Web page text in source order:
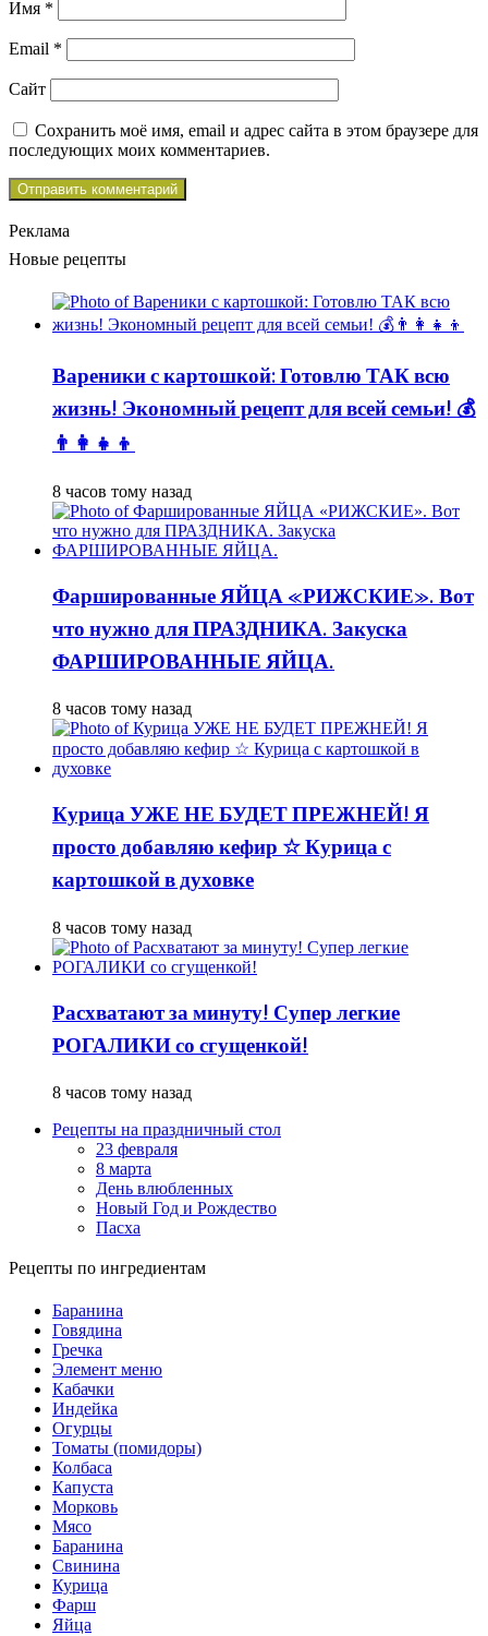
Имя *
Email *
Сайт
Сохранить моё имя, email и адрес сайта в этом браузере для
последующих моих комментариев.
Реклама
Новые рецепты
Вареники с картошкой: Готовлю ТАК всю
жизнь! Экономный рецепт для всей семьи! 💰
👨👩👧👦
8 часов тому назад
Фаршированные ЯЙЦА «РИЖСКИЕ». Вот
что нужно для ПРАЗДНИКА. Закуска
ФАРШИРОВАННЫЕ ЯЙЦА.
8 часов тому назад
Курица УЖЕ НЕ БУДЕТ ПРЕЖНЕЙ! Я
просто добавляю кефир ☆ Курица с
картошкой в духовке
8 часов тому назад
Расхватают за минуту! Супер легкие
РОГАЛИКИ со сгущенкой!
8 часов тому назад
Рецепты на праздничный стол
23 февраля
8 марта
День влюбленных
Новый Год и Рождество
Пасха
Рецепты по ингредиентам
Баранина
Говядина
Гречка
Элемент меню
Кабачки
Индейка
Огурцы
Томаты (помидоры)
Колбаса
Капуста
Морковь
Мясо
Баранина
Свинина
Курица
Фарш
Яйца